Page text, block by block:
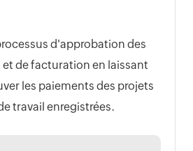
d'approbation des
de facturation en laissant
les paiements des projets
travail enregistrées.